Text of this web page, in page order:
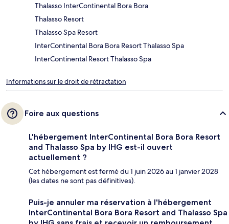
Thalasso InterContinental Bora Bora
Thalasso Resort
Thalasso Spa Resort
InterContinental Bora Bora Resort Thalasso Spa
InterContinental Resort Thalasso Spa
Informations sur le droit de rétractation
Foire aux questions
L'hébergement InterContinental Bora Bora Resort
and Thalasso Spa by IHG est-il ouvert
actuellement ?
Cet hébergement est fermé du 1 juin 2026 au 1 janvier 2028
(les dates ne sont pas définitives).
Puis-je annuler ma réservation à l'hébergement
InterContinental Bora Bora Resort and Thalasso Spa